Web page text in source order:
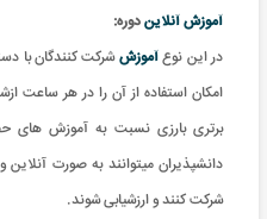
آموزش آنلایندوره:
در این نوعآموزششرکت کنندگان با
امکان استفاده از آن را در هر ساعت
برتری بارزی نسبت به آموزش های
دانشپذیران میتوانند به صورت
شرکت کنند و ارزشیابی شوند.